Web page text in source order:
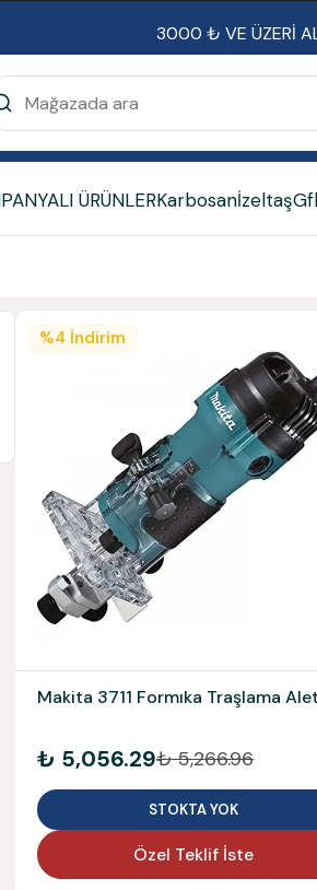
3000 ₺ VE ÜZERİ
ÜRÜNLERKarbosanİzeltaş
%4 İndirim
Makita 3711 Formıka Traşlama
₺ 5,056.29₺ 5,266.96
STOKTA YOK
Özel Teklif İste